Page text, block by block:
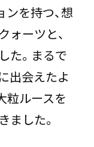
を持つ、想
ォーツと、
た。まるで
出会えたよ
粒ルースを
ました。